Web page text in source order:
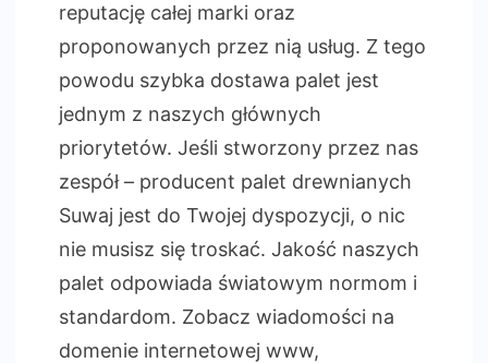
reputację całej marki oraz
proponowanych przez nią usług. Z tego
powodu szybka dostawa palet jest
jednym z naszych głównych
priorytetów. Jeśli stworzony przez nas
zespół – producent palet drewnianych
Suwaj jest do Twojej dyspozycji, o nic
nie musisz się troskać. Jakość naszych
palet odpowiada światowym normom i
standardom. Zobacz wiadomości na
domenie internetowej www,